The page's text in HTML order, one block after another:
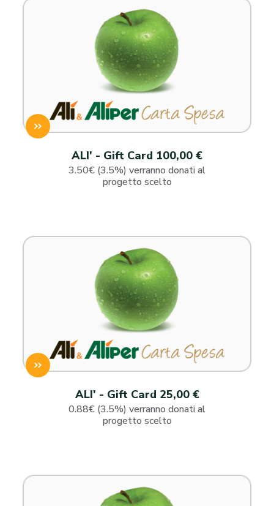
ALI' - Gift Card 100,00 €
3.50€ (3.5%) verranno donati al
progetto scelto
ALI' - Gift Card 25,00 €
0.88€ (3.5%) verranno donati al
progetto scelto